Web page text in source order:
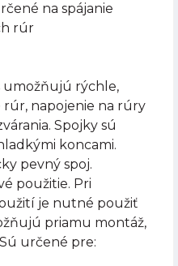
na spájanie
rúr
umožňujú rýchle,
rúr, napojenie na rúry
Spojky sú
koncami.
pevný spoj.
použitie. Pri
je nutné použiť
priamu montáž,
určené pre: